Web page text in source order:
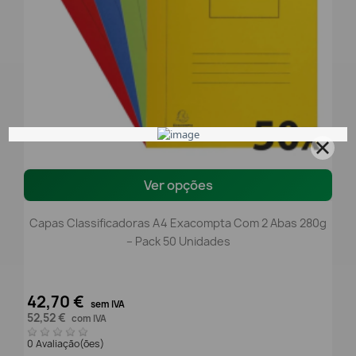
Ver opções
Capas Classificadoras A4 Exacompta Com 2 Abas 280g
– Pack 50 Unidades
42,70 € sem IVA
52,52 € com IVA
0 Avaliação(ões)